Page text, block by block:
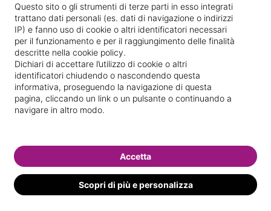
Vive aSestu
Specializzata inTrattamenti viso
Vedi le informazioni di ALESSANDRA
Questo sito o gli strumenti di terze parti in esso integrati
trattano dati personali (es. dati di navigazione o indirizzi
IP) e fanno uso di cookie o altri identificatori necessari
per il funzionamento e per il raggiungimento delle finalità
descritte nella cookie policy.
Dichiari di accettare l’utilizzo di cookie o altri
identificatori chiudendo o nascondendo questa
informativa, proseguendo la navigazione di questa
pagina, cliccando un link o un pulsante o continuando a
navigare in altro modo.
Scopri di più e personalizza
Accetta